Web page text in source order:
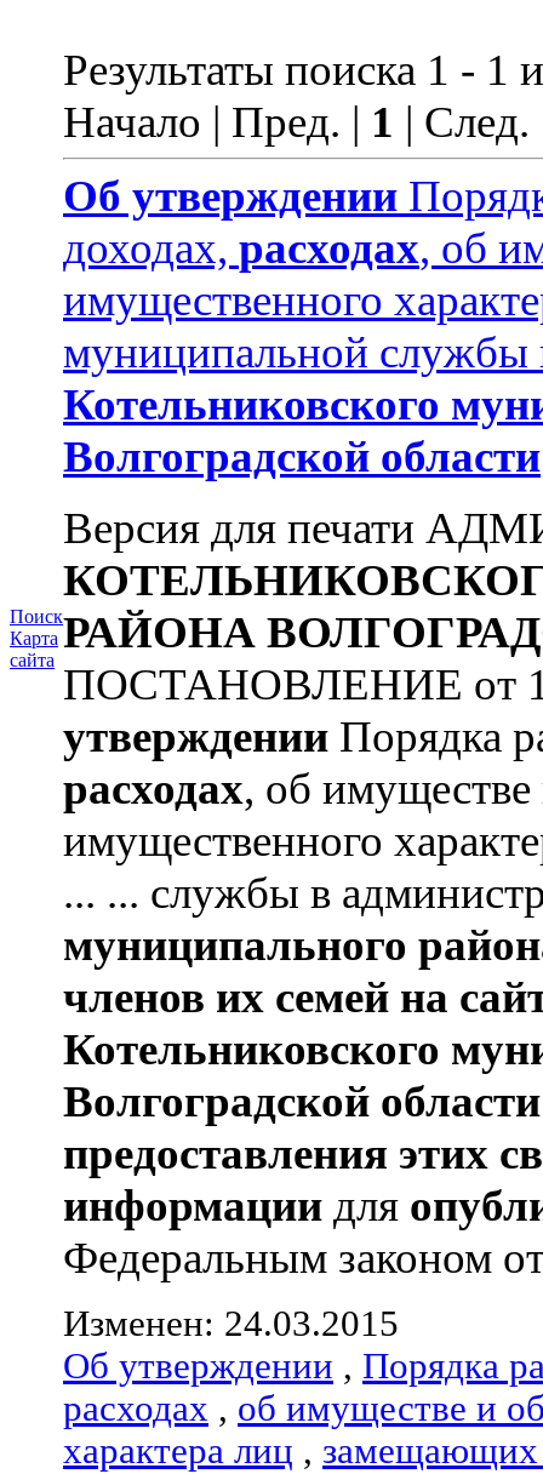
Поиск
Карта
сайта
Результаты поиска 1 - 1
Начало | Пред. | 1 |
Об утверждении
доходах, расходах, об
имущественного
муниципальной службы
Котельниковского
Волгоградской области
Версия для печати
РАЙОНА
ПОСТАНОВЛЕНИЕ от
утверждении Порядка
расходах, об имуществе
имущественного
... ... службы в
муниципального
членов их семей на
Котельниковского
Волгоградской области
предоставления этих
информации для
Федеральным законом
Изменен: 24.03.2015
Об утверждении , Порядка
расходах , об имуществе и
характера лиц , замещающих